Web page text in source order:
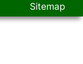
Sitemap